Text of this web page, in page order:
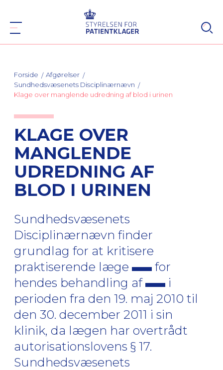
Forside
Afgørelser
Sundhedsvæsenets Disciplinærnævn
Klage over manglende udredning af blod i urinen
KLAGE OVER
MANGLENDE
UDREDNING AF
BLOD I URINEN
Sundhedsvæsenets
Disciplinærnævn finder
grundlag for at kritisere
praktiserende læge
for
hendes behandling af
i
perioden fra den 19. maj 2010 til
den 30. december 2011 i sin
klinik, da lægen har overtrådt
autorisationslovens § 17.
Sundhedsvæsenets